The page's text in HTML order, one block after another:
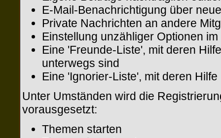
E-Mail-Benachrichtigung über
Private Nachrichten an andere
Einstellung unzähliger Optionen
Eine 'Freunde-Liste', mit deren
unterwegs sind
Eine 'Ignorier-Liste', mit deren
Unter Umständen wird die
vorausgesetzt:
Themen starten